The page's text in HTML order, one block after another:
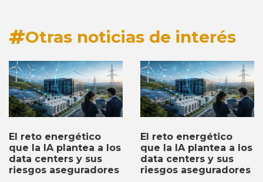
Otras noticias de interés
El reto energético
que la IA plantea a los
data centers y sus
riesgos aseguradores
El reto energético
que la IA plantea a los
data centers y sus
riesgos aseguradores